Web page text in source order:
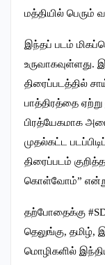
மத்தியில் பெரும்
இந்தப் படம்
உருவாகவுள்ளது.
திரைப்படத்தில்
பாத்திரத்தை
பிரத்யேகமாக
முதல்கட்ட
திரைப்படம்
கொள்வோம்” என்று
தற்போதைக்கு
தெலுங்கு,
மொழிகளில்